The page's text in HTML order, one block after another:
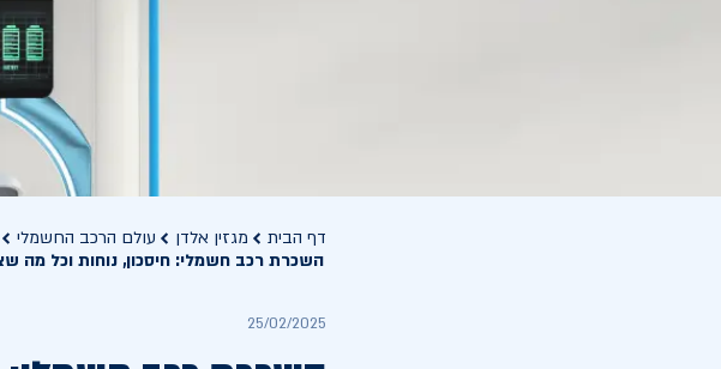
דף הבית מגזין אלדן עולם הרכב החשמלי
השכרת רכב חשמלי: חיסכון, נוחות וכל מה
25/02/2025